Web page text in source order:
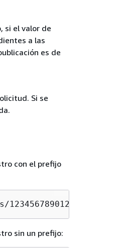
si el valor de
a las
es de
Si se
con el prefijo
123456789012/
sin un prefijo: